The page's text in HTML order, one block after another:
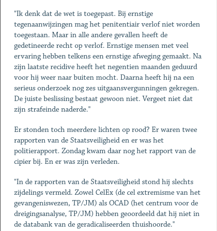
"Ik denk dat de wet is toegepast. Bij ernstige
tegenaanwijzingen mag het penitentiair verlof niet worden
toegestaan. Maar in alle andere gevallen heeft de
gedetineerde recht op verlof. Ernstige mensen met veel
ervaring hebben telkens een ernstige afweging gemaakt. Na
zijn laatste recidive heeft het negentien maanden geduurd
voor hij weer naar buiten mocht. Daarna heeft hij na een
serieus onderzoek nog zes uitgaansvergunningen gekregen.
De juiste beslissing bestaat gewoon niet. Vergeet niet dat
zijn strafeinde naderde."
Er stonden toch meerdere lichten op rood? Er waren twee
rapporten van de Staatsveiligheid en er was het
politierapport. Zondag kwam daar nog het rapport van de
cipier bij. En er was zijn verleden.
"In de rapporten van de Staatsveiligheid stond hij slechts
zijdelings vermeld. Zowel CelEx (de cel extremisme van het
gevangeniswezen, TP/JM) als OCAD (het centrum voor de
dreigingsanalyse, TP/JM) hebben geoordeeld dat hij niet in
de databank van de geradicaliseerden thuishoorde."